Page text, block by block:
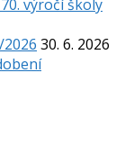
výročí školy
30. 6. 2026